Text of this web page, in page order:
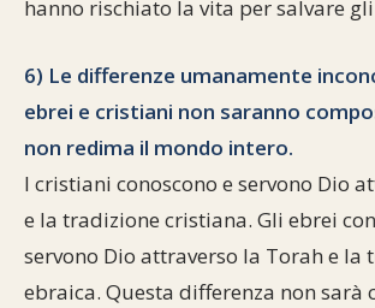
hanno rischiato la vita per salvare
6) Le differenze umanamente
ebrei e cristiani non saranno
non redima il mondo intero.
I cristiani conoscono e servono Dio
e la tradizione cristiana. Gli ebrei
servono Dio attraverso la Torah e la
ebraica. Questa differenza non sarà